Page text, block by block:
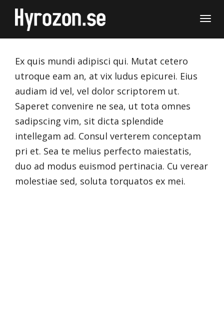
Ex quis mundi adipisci qui. Mutat cetero
utroque eam an, at vix ludus epicurei. Eius
audiam id vel, vel dolor scriptorem ut.
Saperet convenire ne sea, ut tota omnes
sadipscing vim, sit dicta splendide
intellegam ad. Consul verterem conceptam
pri et. Sea te melius perfecto maiestatis,
duo ad modus euismod pertinacia. Cu verear
molestiae sed, soluta torquatos ex mei.